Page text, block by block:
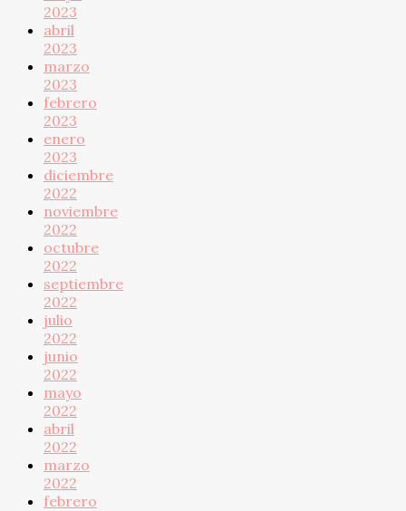
2023
abril
2023
marzo
2023
febrero
2023
enero
2023
diciembre
2022
noviembre
2022
octubre
2022
septiembre
2022
julio
2022
junio
2022
mayo
2022
abril
2022
marzo
2022
febrero